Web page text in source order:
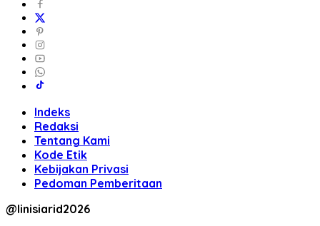
Indeks
Redaksi
Tentang Kami
Kode Etik
Kebijakan Privasi
Pedoman Pemberitaan
@linisiarid2026